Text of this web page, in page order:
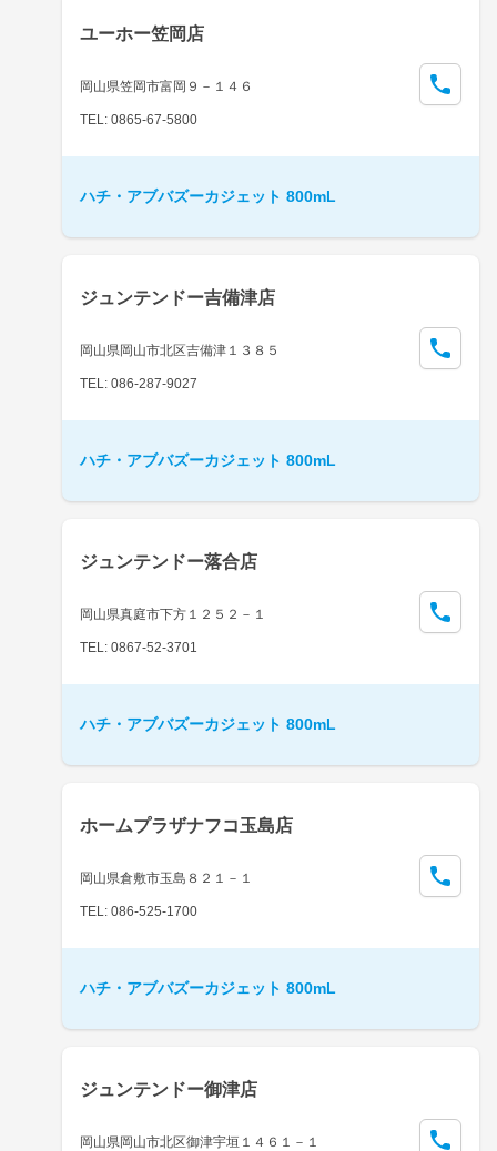
ユーホー笠岡店
岡山県笠岡市富岡９－１４６
TEL: 0865-67-5800
ハチ・アブバズーカジェット 800mL
ジュンテンドー吉備津店
岡山県岡山市北区吉備津１３８５
TEL: 086-287-9027
ハチ・アブバズーカジェット 800mL
ジュンテンドー落合店
岡山県真庭市下方１２５２－１
TEL: 0867-52-3701
ハチ・アブバズーカジェット 800mL
ホームプラザナフコ玉島店
岡山県倉敷市玉島８２１－１
TEL: 086-525-1700
ハチ・アブバズーカジェット 800mL
ジュンテンドー御津店
岡山県岡山市北区御津宇垣１４６１－１